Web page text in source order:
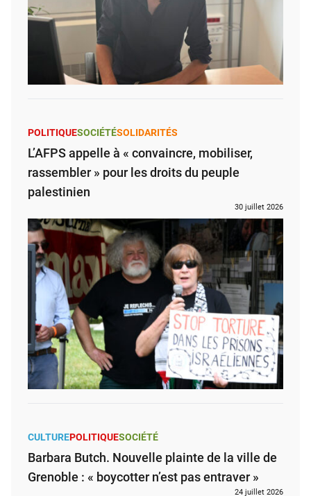
POLITIQUESOCIÉTÉSOLIDARITÉS
L’AFPS appelle à « convaincre, mobiliser,
rassembler » pour les droits du peuple
palestinien
30 juillet 2026
CULTUREPOLITIQUESOCIÉTÉ
Barbara Butch. Nouvelle plainte de la ville de
Grenoble : « boycotter n’est pas entraver »
24 juillet 2026